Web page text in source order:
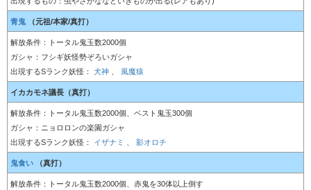
青鬼 （元祖/本家/真打）
解放条件：トータル鬼玉数2000個
ガシャ：フシギ妖怪勢ぞろいガシャ
出現するSランク妖怪：
犬神 風魔猿
イカカモネ議長 （真打）
解放条件：トータル鬼玉数2000個、ベスト鬼玉300個
ガシャ：ニョロロンの楽園ガシャ
出現するSランク妖怪：
イザナミ 影オロチ
鬼食い （真打）
解放条件：トータル鬼玉数2000個、赤鬼を30体以上倒す